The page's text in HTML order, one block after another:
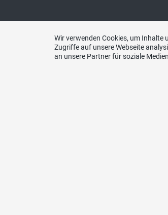
Wir verwenden Cookies, um Inhalte
Zugriffe auf unsere Webseite
an unsere Partner für soziale